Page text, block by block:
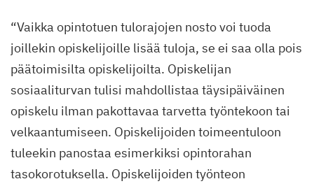
“Vaikka opintotuen tulorajojen nosto voi tuoda
joillekin opiskelijoille lisää tuloja, se ei saa olla pois
päätoimisilta opiskelijoilta. Opiskelijan
sosiaaliturvan tulisi mahdollistaa täysipäiväinen
opiskelu ilman pakottavaa tarvetta työntekoon tai
velkaantumiseen. Opiskelijoiden toimeentuloon
tuleekin panostaa esimerkiksi opintorahan
tasokorotuksella. Opiskelijoiden työnteon